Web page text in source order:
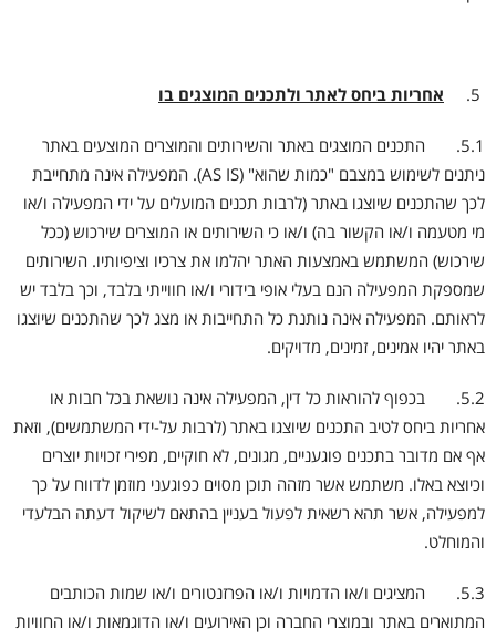
אחריות ביחס לאתר ולתכנים המוצגים בו
5.1. התכנים המוצגים באתר והשירותים והמוצרים המוצעים באתר
ניתנים לשימוש במצבם "כמות שהוא" (AS IS). המפעילה אינה מתחייבת
לכך שהתכנים שיוצגו באתר (לרבות תכנים המועלים על ידי המפעילה ו/או
מי מטעמה ו/או הקשור בה) ו/או כי השירותים או המוצרים שירכוש (ככל
שירכוש) המשתמש באמצעות האתר יהלמו את צרכיו וציפיותיו. השירותים
שמספקת המפעילה הנם בעלי אופי בידורי ו/או חווייתי בלבד, וכך בלבד יש
לראותם. המפעילה אינה נותנת כל התחייבות או מצג לכך שהתכנים שיוצגו
באתר יהיו אמינים, זמינים, מדויקים.
5.2. בכפוף להוראות כל דין, המפעילה אינה נושאת בכל חבות או
אחריות ביחס לטיב התכנים שיוצגו באתר (לרבות על-ידי המשתמשים), וזאת
אף אם מדובר בתכנים פוגעניים, מגונים, לא חוקיים, מפירי זכויות יוצרים
וכיוצא באלו. משתמש אשר מזהה תוכן מסוים כפוגעני מוזמן לדווח על כך
למפעילה, אשר תהא רשאית לפעול בעניין בהתאם לשיקול דעתה הבלעדי
והמוחלט.
5.3. המציגים ו/או הדמויות ו/או הפרזנטורים ו/או שמות הכותבים
המתוארים באתר ובמוצרי החברה וכן האירועים ו/או הדוגמאות ו/או החוויות